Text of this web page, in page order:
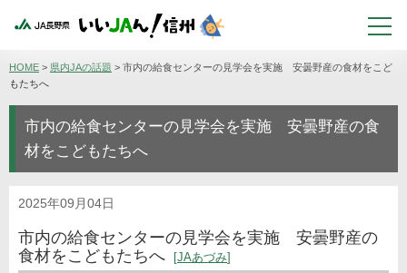
HOME > 県内JAの話題 > 市内の給食センターの見学会を実施 安曇野産の食材をこど
もたちへ
市内の給食センターの見学会を実施 安曇野産の食
材をこどもたちへ
2025年09月04日
市内の給食センターの見学会を実施 安曇野産の
食材をこどもたちへ
JAあづみ